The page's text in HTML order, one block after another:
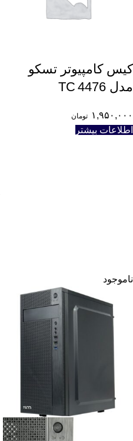
کیس کامپیوتر تسکو
مدل TC 4476
۱,۹۵۰,۰۰۰ تومان
اطلاعات بیشتر
ناموجود